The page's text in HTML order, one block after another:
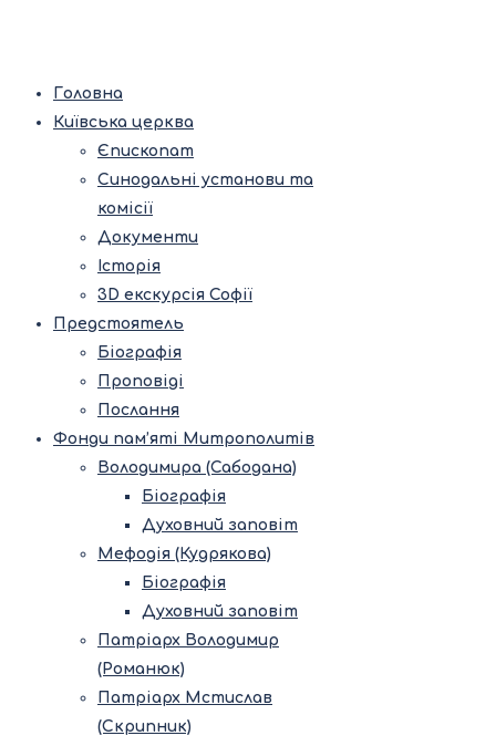
Головна
Київська церква
Єпископат
Синодальні установи та
комісії
Документи
Історія
3D екскурсія Софії
Предстоятель
Біографія
Проповіді
Послання
Фонди пам’яті Митрополитів
Володимира (Сабодана)
Біографія
Духовний заповіт
Мефодія (Кудрякова)
Біографія
Духовний заповіт
Патріарх Володимир
(Романюк)
Патріарх Мстислав
(Скрипник)